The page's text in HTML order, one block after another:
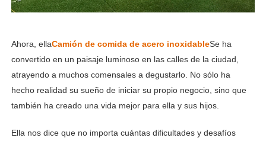
Ahora, ellaCamión de comida de acero inoxidableSe ha
convertido en un paisaje luminoso en las calles de la ciudad,
atrayendo a muchos comensales a degustarlo. No sólo ha
hecho realidad su sueño de iniciar su propio negocio, sino que
también ha creado una vida mejor para ella y sus hijos.
Ella nos dice que no importa cuántas dificultades y desafíos